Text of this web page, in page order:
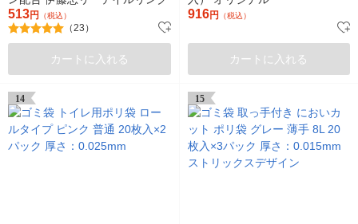
513円 （税込）
（23）
カートに入れる
916円 （税込）
カートに入れる
14 15